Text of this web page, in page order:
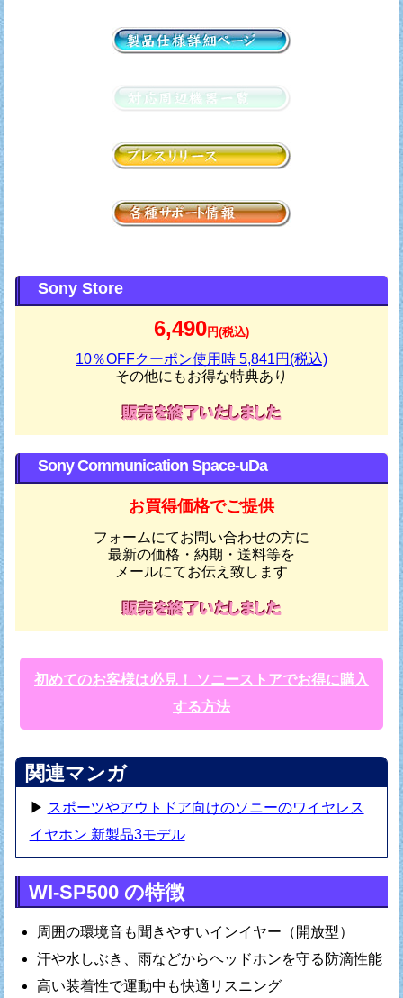
Sony Store
6,490円(税込)
10％OFFクーポン使用時 5,841円(税込)
その他にもお得な特典あり
Sony Communication Space-uDa
お買得価格でご提供
フォームにてお問い合わせの方に
最新の価格・納期・送料等を
メールにてお伝え致します
初めてのお客様は必見！ ソニーストアでお得に購入
する方法
関連マンガ
▶ スポーツやアウトドア向けのソニーのワイヤレス
イヤホン 新製品3モデル
WI-SP500 の特徴
周囲の環境音も聞きやすいインイヤー（開放型）
汗や水しぶき、雨などからヘッドホンを守る防滴性能
高い装着性で運動中も快適リスニング